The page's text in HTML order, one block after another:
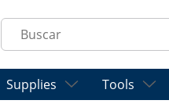
Site Search
Supplies Tools